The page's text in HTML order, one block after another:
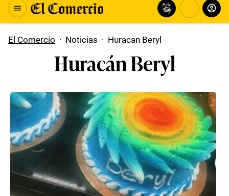
El Comercio · Noticias · Huracan Beryl
Huracán Beryl